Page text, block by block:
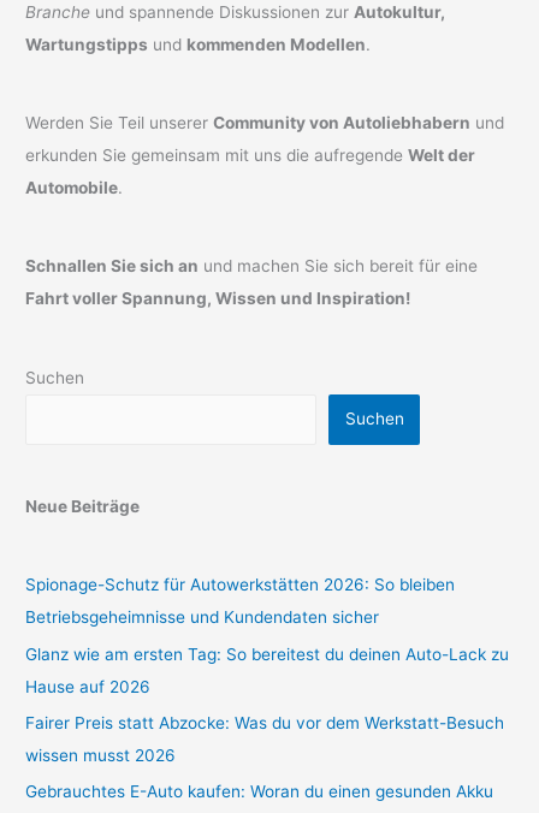
Branche und spannende Diskussionen zur Autokultur,
Wartungstipps und kommenden Modellen.
Werden Sie Teil unsererCommunity von Autoliebhabern und
erkunden Sie gemeinsam mit uns die aufregendeWelt der
Automobile.
Schnallen Sie sich an und machen Sie sich bereit für eine
Fahrt voller Spannung, Wissen und Inspiration!
Suchen
Suchen
Neue Beiträge
Spionage-Schutz für Autowerkstätten 2026: So bleiben
Betriebsgeheimnisse und Kundendaten sicher
Glanz wie am ersten Tag: So bereitest du deinen Auto-Lack zu
Hause auf 2026
Fairer Preis statt Abzocke: Was du vor dem Werkstatt-Besuch
wissen musst 2026
Gebrauchtes E-Auto kaufen: Woran du einen gesunden Akku